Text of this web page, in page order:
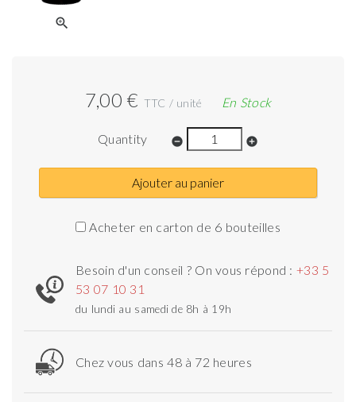
zoom_in
7,00 € TTC / unité En Stock
Quantity remove_circle add_circle
Ajouter au panier
Acheter en carton de 6 bouteilles
Besoin d'un conseil ? On vous répond : +33 5
53 07 10 31
du lundi au samedi de 8h à 19h
Chez vous dans 48 à 72 heures